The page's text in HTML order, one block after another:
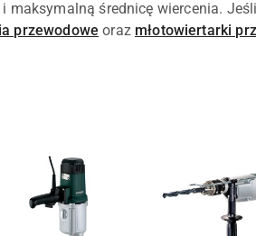
maksymalną średnicę wiercenia.
przewodowe oraz młotowiertarki